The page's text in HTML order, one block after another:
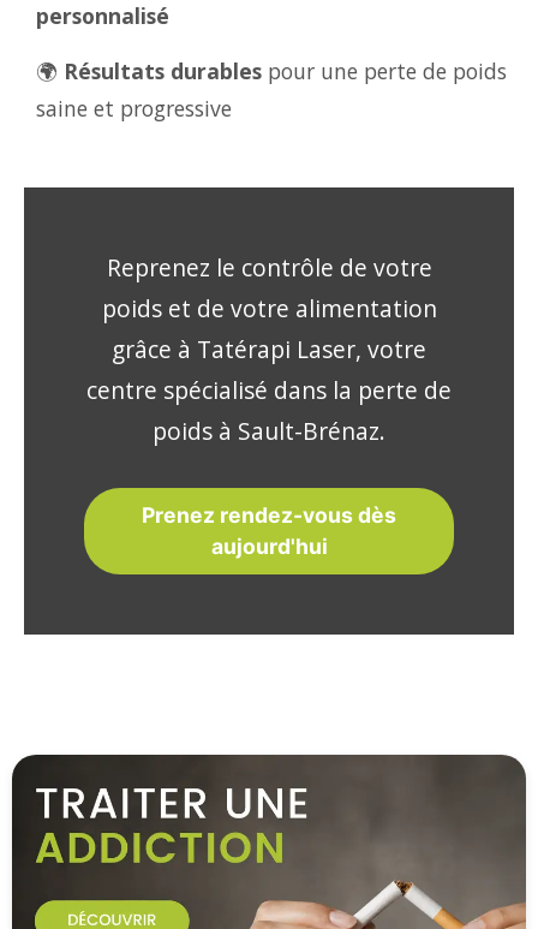
personnalisé
🌍 Résultats durables pour une perte de poids
saine et progressive
Reprenez le contrôle de votre
poids et de votre alimentation
grâce à Tatérapi Laser, votre
centre spécialisé dans la perte de
poids à Sault-Brénaz.
Prenez rendez-vous dès
aujourd'hui